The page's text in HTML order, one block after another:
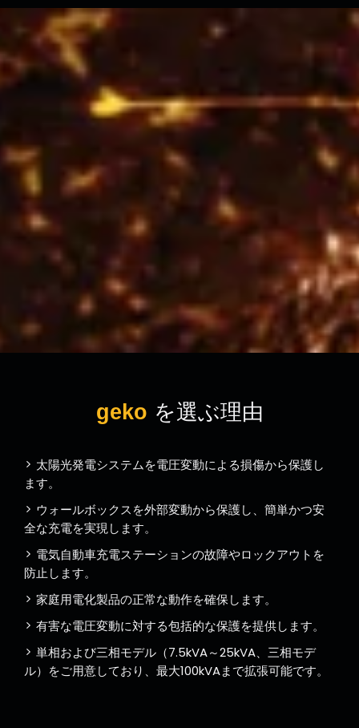
geko を選ぶ理由
太陽光発電システムを電圧変動による損傷から保護し
ます。
ウォールボックスを外部変動から保護し、簡単かつ安
全な充電を実現します。
電気自動車充電ステーションの故障やロックアウトを
防止します。
家庭用電化製品の正常な動作を確保します。
有害な電圧変動に対する包括的な保護を提供します。
単相および三相モデル（7.5kVA～25kVA、三相モデ
ル）をご用意しており、最大100kVAまで拡張可能です。